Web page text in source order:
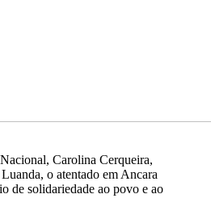
Carolina Cerqueira,
o atentado em Ancara
de solidariedade ao povo e ao